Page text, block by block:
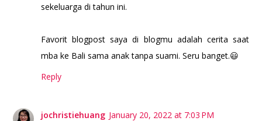
sekeluarga di tahun ini.
Favorit blogpost saya di blogmu adalah cerita saat
mba ke Bali sama anak tanpa suami. Seru banget.😃
Reply
jochristiehuang January 20, 2022 at 7:03 PM